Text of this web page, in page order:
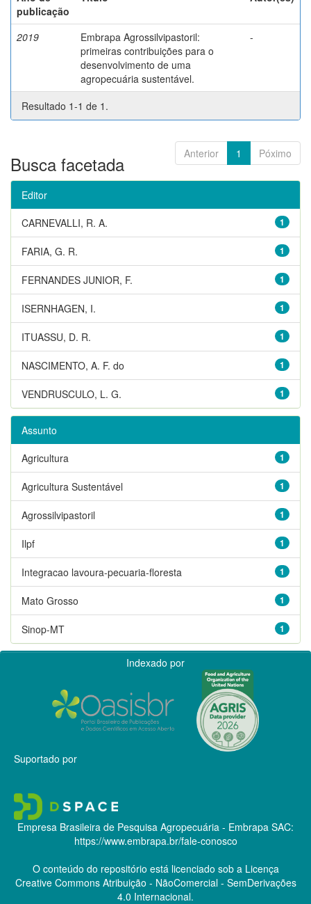
publicação
2019
Embrapa Agrossilvipastoril:
primeiras contribuições para o
desenvolvimento de uma
agropecuária sustentável.
-
Resultado 1-1 de 1.
Anterior 1 Póximo
Busca facetada
Editor
1
CARNEVALLI, R. A.
1
FARIA, G. R.
1
FERNANDES JUNIOR, F.
1
ISERNHAGEN, I.
1
ITUASSU, D. R.
1
NASCIMENTO, A. F. do
1
VENDRUSCULO, L. G.
Assunto
1
Agricultura
1
Agricultura Sustentável
1
Agrossilvipastoril
1
Ilpf
1
Integracao lavoura-pecuaria-floresta
1
Mato Grosso
1
Sinop-MT
Indexado por
Suportado por
Empresa Brasileira de Pesquisa Agropecuária - Embrapa SAC:
https://www.embrapa.br/fale-conosco
O conteúdo do repositório está licenciado sob a Licença
Creative CommonsAtribuição - NãoComercial - SemDerivações
4.0 Internacional.